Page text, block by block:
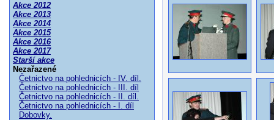
Akce 2012
Akce 2013
Akce 2014
Akce 2015
Akce 2016
Akce 2017
Starší akce
Nezařazené
Četnictvo na pohlednicích - IV. díl.
Četnictvo na pohlednicích - III. díl
Četnictvo na pohlednicích - II. díl.
Četnictvo na pohlednicích - I. díl
Dobovky.